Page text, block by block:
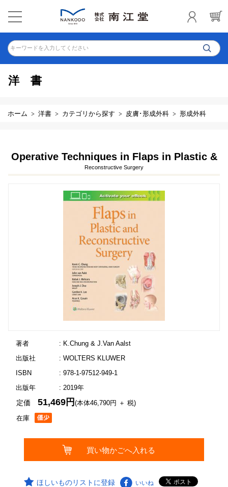
キーワードを入力してください
洋書
ホーム 洋書 カテゴリから探す 皮膚･形成外科 形成外科
Operative Techniques in Flaps in Plastic &
Reconstructive Surgery
著者
: K.Chung & J.Van Aalst
出版社
: WOLTERS KLUWER
ISBN
: 978-1-97512-949-1
出版年
: 2019年
在庫
定価51,469円(本体46,790円 ＋ 税)
ほしいものリストに登録 いいね